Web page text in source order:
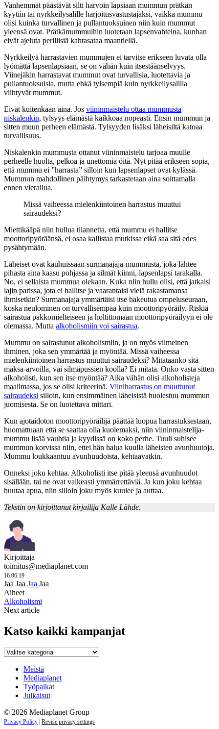
Vanhemmat päästävät silti harvoin lapsiaan mummun prätkän
kyytiin tai nyrkkeilysalille harjoitusvastustajaksi, vaikka mummu
olisi kuinka turvallinen ja pullantuoksuinen niin kuin mummut
yleensä ovat. Prätkämummuihin luotetaan lapsenvahteina, kunhan
eivät ajeluta perillisiä kahtasataa maantiellä.
Nyrkkeilyä harrastavien mummujen ei tarvitse erikseen luvata olla
lyömättä lapsenlapsiaan, se on vähän kuin itsestäänselvyys.
Viinejäkin harrastavat mummut ovat turvallisia, luotettavia ja
pullantuoksuisia, mutta ehkä tylsempiä kuin nyrkkeilysalilla
viihtyvät mummut.
Eivät kuitenkaan aina. Jos viininmaistelu ottaa mummusta
niskalenkin, tylsyys elämästä kaikkoaa nopeasti. Ensin mummun ja
sitten muun perheen elämästä. Tylsyyden lisäksi läheisiltä katoaa
turvallisuus.
Niskalenkin mummusta ottanut viininmaistelu tarjoaa muulle
perheelle huolta, pelkoa ja unettomia öitä. Nyt pitää erikseen sopia,
että mummu ei ”harrasta” silloin kun lapsenlapset ovat kylässä.
Mummun mahdollinen päihtymys tarkastetaan aina soittamalla
ennen vierailua.
Missä vaiheessa mielenkiintoinen harrastus muuttui
sairaudeksi?
Miettikääpä niin hullua tilannetta, että mummu ei hallitse
moottoripyöräänsä, ei osaa kallistaa mutkissa eikä saa sitä edes
pysähtymään.
Läheiset ovat kauhuissaan surmanajaja-mummusta, joka lähtee
pihasta aina kaasu pohjassa ja silmät kiinni, lapsenlapsi tarakalla.
No, ei sellaista mummua olekaan. Kuka niin hullu olisi, että jatkaisi
lajin parissa, jota ei hallitse ja vaarantaisi vielä rakastamansa
ihmisetkin? Surmanajaja ymmärtäisi itse hakeutua ompeluseuraan,
koska neulominen on turvallisempaa kuin moottoripyöräily. Riskiä
sairastua pakkomielteiseen ja holtittomaan moottoripyöräilyyn ei ole
olemassa. Mutta alkoholismiin voi sairastua.
Mummu on sairastunut alkoholismiin, ja on myös viimeinen
ihminen, joka sen ymmärtää ja myöntää. Missä vaiheessa
mielenkiintoinen harrastus muuttui sairaudeksi? Mitataanko sitä
maksa-arvoilla, vai silmäpussien koolla? Ei mitata. Onko vasta sitten
alkoholisti, kun sen itse myöntää? Aika vähän olisi alkoholisteja
maailmassa, jos se olisi kriteerinä. Viiniharrastus on muuttunut
sairaudeksi silloin, kun ensimmäinen läheisistä huolestuu mummun
juomisesta. Se on luotettava mittari.
Kun ajotaidoton moottoripyöräilijä päättää luopua harrastuksestaan,
huomattuaan että se saattaa olla kuolemaksi, niin viininmaistelija-
mummu lisää vauhtia ja kyydissä on koko perhe. Tuuli suhisee
mummun korvissa niin, ettei hän halua kuulla läheisten avunhuutoja.
Mummu loukkaantuu avunhuudoista, kehtaavatkin.
Onneksi joku kehtaa. Alkoholisti itse pitää yleensä avunhuudot
sisällään, tai ne ovat vaikeasti ymmärrettäviä. Ja kun joku kehtaa
huutaa apua, niin silloin joku myös kuulee ja auttaa.
Tekstin on kirjoittanut kirjailija Kalle Lähde.
Kirjoittaja
toimitus@mediaplanet.com
16.06.19
Jaa Jaa Jaa Jaa
Aiheet
Alkoholismi
Next article
Katso kaikki kampanjat
Katso
kampanjat
Meistä
Mediaplanet
Työpaikat
Julkaisut
© 2026 Mediaplanet Group
Privacy Policy | Revise privacy settings